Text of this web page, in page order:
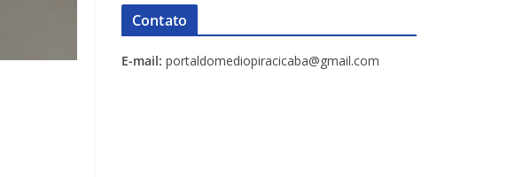
Contato
E-mail: portaldomediopiracicaba@gmail.com